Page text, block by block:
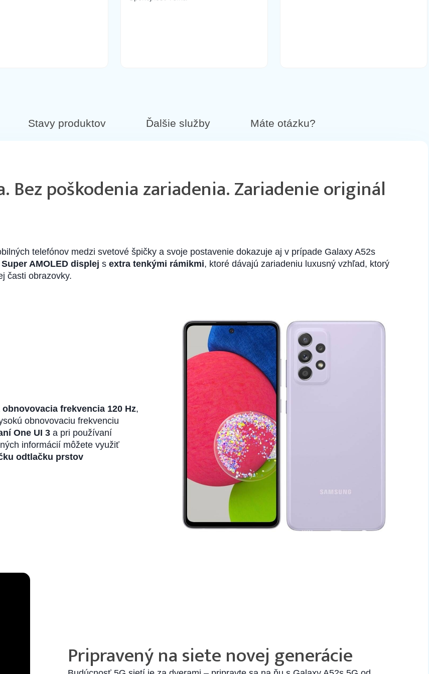
Stavy produktov Ďalšie služby Máte otázku?
Bez poškodenia zariadenia. Zariadenie originál
telefónov medzi svetové špičky a svoje postavenie dokazuje aj v prípade Galaxy A52s
Super AMOLED displej sextra tenkými rámikmi, ktoré dávajú zariadeniu luxusný vzhľad, ktorý
časti obrazovky.
obnovovacia frekvencia 120 Hz,
obnovovaciu frekvenciu
One UI 3 a pri používaní
informácií môžete využiť
odtlačku prstov
Pripravený na siete novej generácie